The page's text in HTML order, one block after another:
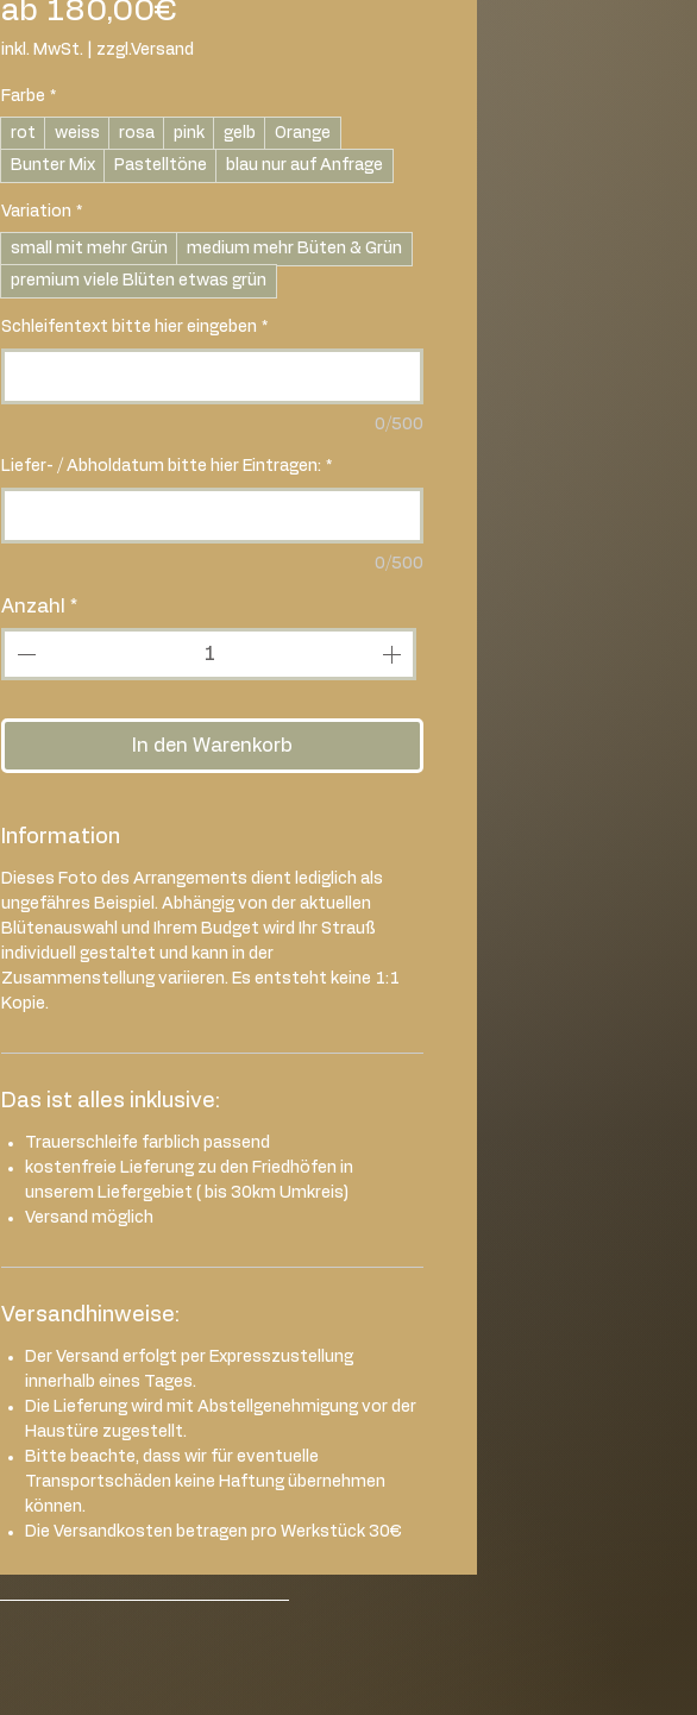
ab 180,00€
Preis
inkl. MwSt. zzgl.Versand
Farbe *
rot weiss rosa pink gelb
Orange
Bunter Mix
Pastelltöne blau nur auf Anfrage
Variation *
small mit mehr Grün
medium mehr Büten & Grün
premium viele Blüten etwas grün
Schleifentext bitte hier eingeben *
0/500
Liefer- / Abholdatum bitte hier Eintragen: *
0/500
Anzahl *
In den Warenkorb
Information
Dieses Foto des Arrangements dient lediglich als
ungefähres Beispiel. Abhängig von der aktuellen
Blütenauswahl und Ihrem Budget wird Ihr Strauß
individuell gestaltet und kann in der
Zusammenstellung variieren. Es entsteht keine 1:1
Kopie.
Das ist alles inklusive:
Trauerschleife farblich passend
kostenfreie Lieferung zu den Friedhöfen in
unserem Liefergebiet ( bis 30km Umkreis)
Versand möglich
Versandhinweise:
Der Versand erfolgt per Expresszustellung
innerhalb eines Tages.
Die Lieferung wird mit Abstellgenehmigung vor der
Haustüre zugestellt.
Bitte beachte, dass wir für eventuelle
Transportschäden keine Haftung übernehmen
können.
Die Versandkosten betragen pro Werkstück 30€